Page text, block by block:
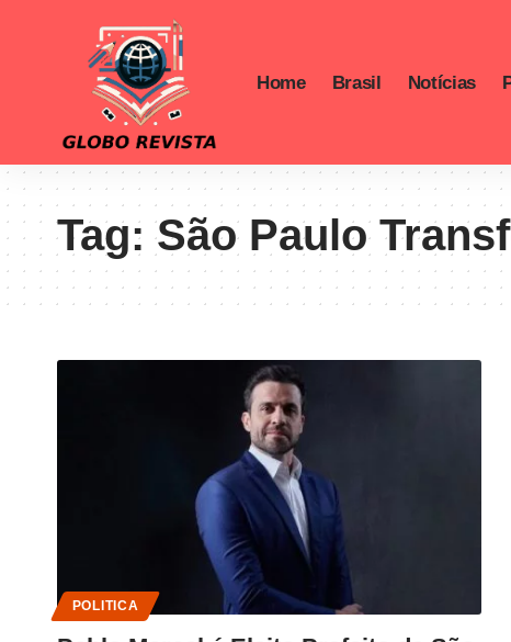
Home Brasil Notícias
Tag:São Paulo
POLITICA